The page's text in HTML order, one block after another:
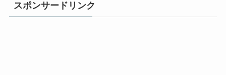
スポンサードリンク